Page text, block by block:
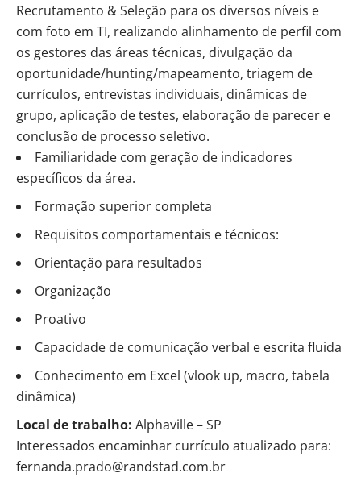
Recrutamento & Seleção para os diversos níveis e
com foto em TI, realizando alinhamento de perfil com
os gestores das áreas técnicas, divulgação da
oportunidade/hunting/mapeamento, triagem de
currículos, entrevistas individuais, dinâmicas de
grupo, aplicação de testes, elaboração de parecer e
conclusão de processo seletivo.
Familiaridade com geração de indicadores
específicos da área.
Formação superior completa
Requisitos comportamentais e técnicos:
Orientação para resultados
Organização
Proativo
Capacidade de comunicação verbal e escrita fluida
Conhecimento em Excel (vlook up, macro, tabela
dinâmica)
Local de trabalho: Alphaville – SP
Interessados encaminhar currículo atualizado para:
fernanda.prado@randstad.com.br